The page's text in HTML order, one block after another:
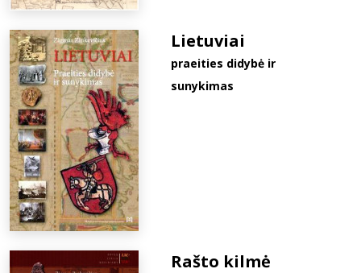
Lietuviai
praeities didybė ir
sunykimas
Rašto kilmė